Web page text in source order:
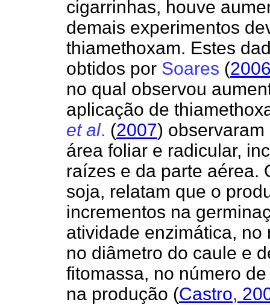
cigarrinhas, houve
demais experimentos
thiamethoxam. Estes
obtidos por Soares (
no qual observou
aplicação de
et al. (2007)
área foliar e radicular,
raízes e da parte aérea.
soja, relatam que o
incrementos na
atividade enzimática,
no diâmetro do caule e
fitomassa, no número
na produção (Castro,